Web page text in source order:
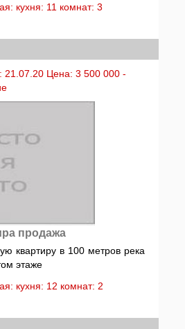
кухня: 11 комнат: 3
Цена: 3 500 000 -
продажа
квартиру в 100 метров река
этаже
кухня: 12 комнат: 2